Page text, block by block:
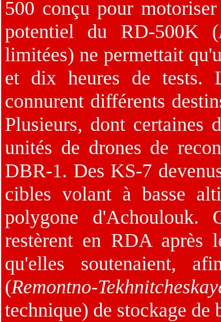
500 conçu pour
potentiel du RD-500K (
limitées) ne permettait
et dix heures de tests.
connurent différents
Plusieurs, dont certaines
unités de drones de
DBR-1. Des KS-7
cibles volant à basse
polygone d'Achoulouk.
restèrent en RDA après
qu'elles soutenaient,
(Remontno-
technique) de stockage de